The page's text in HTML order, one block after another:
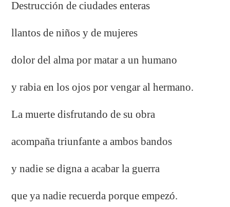
Destrucción de ciudades enteras
llantos de niños y de mujeres
dolor del alma por matar a un humano
y rabia en los ojos por vengar al hermano.
La muerte disfrutando de su obra
acompaña triunfante a ambos bandos
y nadie se digna a acabar la guerra
que ya nadie recuerda porque empezó.